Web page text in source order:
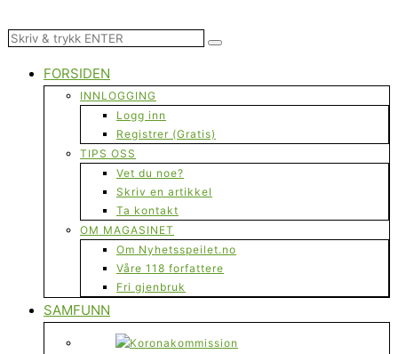
FORSIDEN
INNLOGGING
Logg inn
Registrer (Gratis)
TIPS OSS
Vet du noe?
Skriv en artikkel
Ta kontakt
OM MAGASINET
Om Nyhetsspeilet.no
Våre 118 forfattere
Fri gjenbruk
SAMFUNN